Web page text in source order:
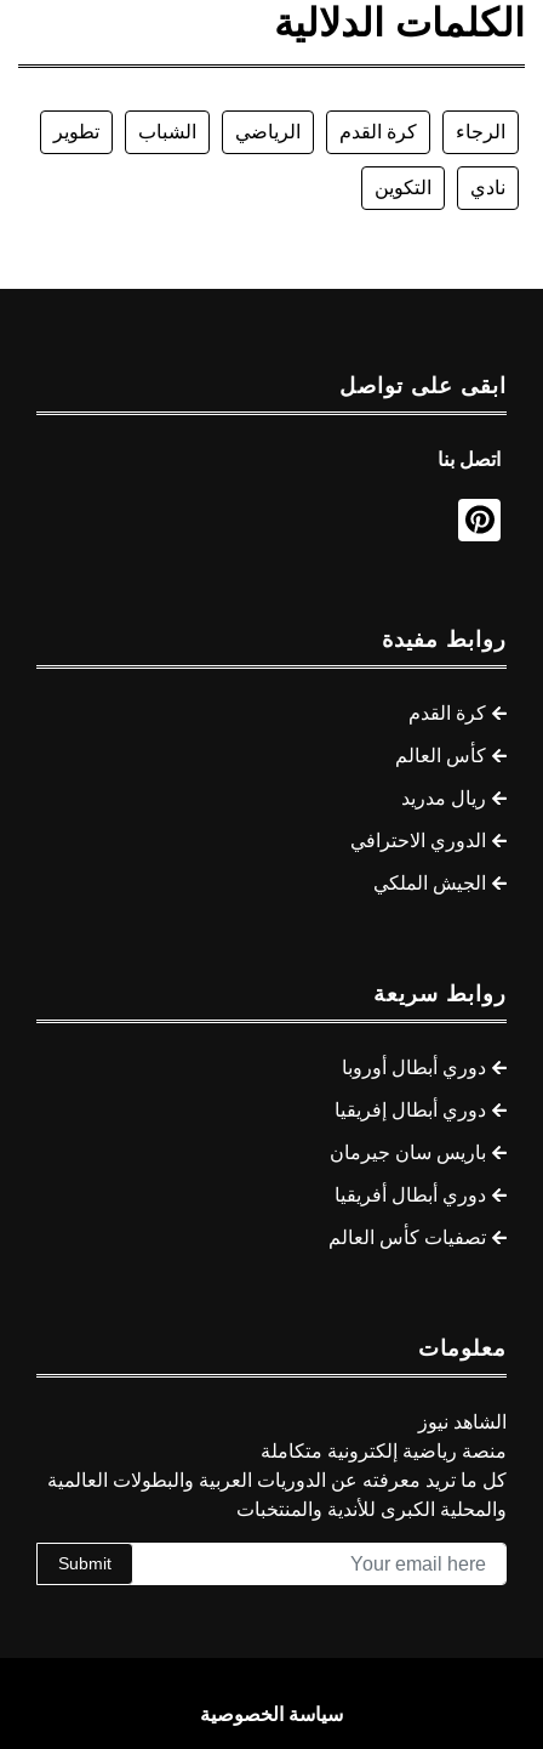
الكلمات الدلالية
الرجاء كرة القدم الرياضي الشباب تطوير
نادي التكوين
ابقى على تواصل
اتصل بنا
روابط مفيدة
كرة القدم
كأس العالم
ريال مدريد
الدوري الاحترافي
الجيش الملكي
روابط سريعة
دوري أبطال أوروبا
دوري أبطال إفريقيا
باريس سان جيرمان
دوري أبطال أفريقيا
تصفيات كأس العالم
معلومات
الشاهد نيوز
منصة رياضية إلكترونية متكاملة
كل ما تريد معرفته عن الدوريات العربية والبطولات العالمية
والمحلية الكبرى للأندية والمنتخبات
Submit
سياسة الخصوصية